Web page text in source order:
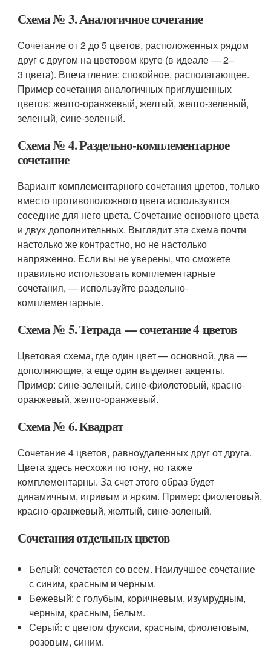
Схема № 3. Аналогичное сочетание
Сочетание от 2 до 5 цветов, расположенных рядом
друг с другом на цветовом круге (в идеале — 2–
3 цвета). Впечатление: спокойное, располагающее.
Пример сочетания аналогичных приглушенных
цветов: желто-оранжевый, желтый, желто-зеленый,
зеленый, сине-зеленый.
Схема № 4. Раздельно-комплементарное
сочетание
Вариант комплементарного сочетания цветов, только
вместо противоположного цвета используются
соседние для него цвета. Сочетание основного цвета
и двух дополнительных. Выглядит эта схема почти
настолько же контрастно, но не настолько
напряженно. Если вы не уверены, что сможете
правильно использовать комплементарные
сочетания, — используйте раздельно-
комплементарные.
Схема № 5. Тетрада — сочетание 4 цветов
Цветовая схема, где один цвет — основной, два —
дополняющие, а еще один выделяет акценты.
Пример: сине-зеленый, сине-фиолетовый, красно-
оранжевый, желто-оранжевый.
Схема № 6. Квадрат
Сочетание 4 цветов, равноудаленных друг от друга.
Цвета здесь несхожи по тону, но также
комплементарны. За счет этого образ будет
динамичным, игривым и ярким. Пример: фиолетовый,
красно-оранжевый, желтый, сине-зеленый.
Сочетания отдельных цветов
Белый: сочетается со всем. Наилучшее сочетание
с синим, красным и черным.
Бежевый: с голубым, коричневым, изумрудным,
черным, красным, белым.
Серый: с цветом фуксии, красным, фиолетовым,
розовым, синим.